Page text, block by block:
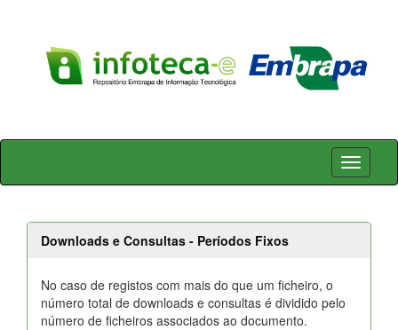
Skip
Downloads e Consultas - Períodos Fixos
No caso de registos com mais do que um ficheiro, o
número total de downloads e consultas é dividido pelo
número de ficheiros associados ao documento.